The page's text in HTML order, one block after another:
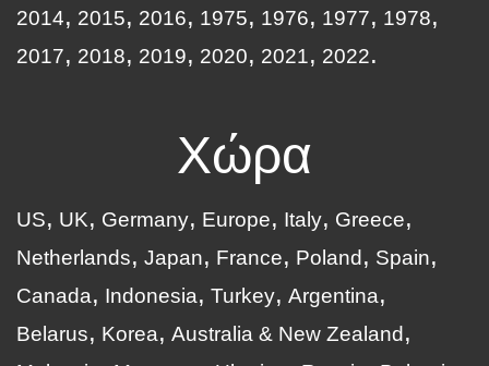
2014
2015 2016 1975 1976 1977
1978
2017
2018 2019 2020 2021 2022
Χώρα
US UK Germany Europe Italy
Greece
Netherlands
Japan France Poland
Spain
Canada
Indonesia Turkey Argentina
Belarus
Korea Australia & New Zealand